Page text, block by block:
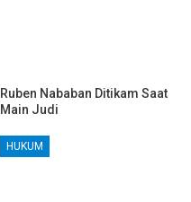
Ruben Nababan Ditikam Saat
Main Judi
HUKUM